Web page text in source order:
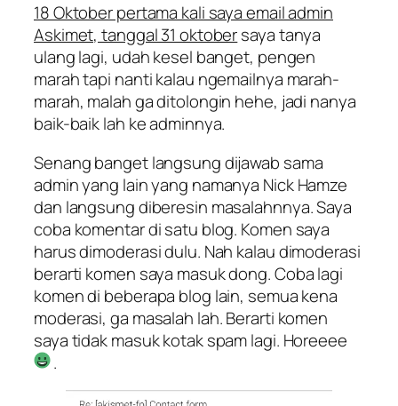
18 Oktober pertama kali saya email admin
Askimet, tanggal 31 oktobersaya tanya
ulang lagi, udah kesel banget, pengen
marah tapi nanti kalau ngemailnya marah-
marah, malah ga ditolongin hehe, jadi nanya
baik-baik lah ke adminnya.
Senang banget langsung dijawab sama
admin yang lain yang namanya Nick Hamze
dan langsung diberesin masalahnnya. Saya
coba komentar di satu blog. Komen saya
harus dimoderasi dulu. Nah kalau dimoderasi
berarti komen saya masuk dong. Coba lagi
komen di beberapa blog lain, semua kena
moderasi, ga masalah lah. Berarti komen
saya tidak masuk kotak spam lagi. Horeeee
.